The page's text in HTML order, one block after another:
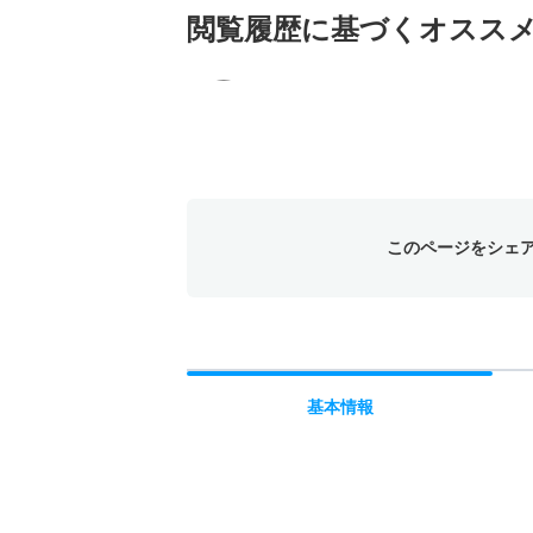
閲覧履歴に基づく オスス
このページをシェ
基本情報